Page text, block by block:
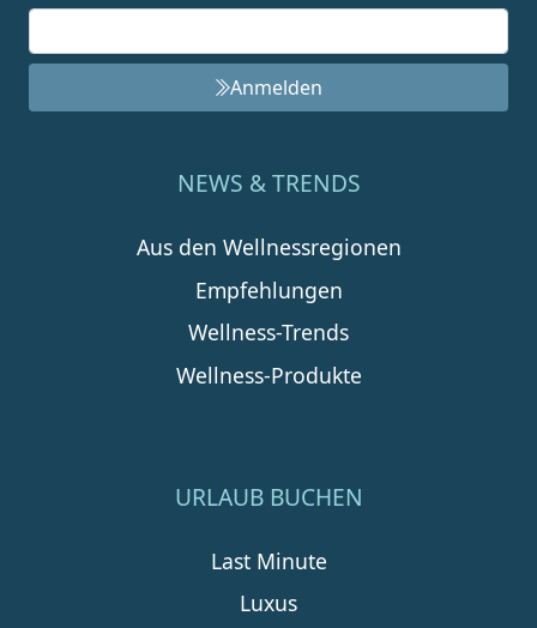
Anmelden
NEWS & TRENDS
Aus den Wellnessregionen
Empfehlungen
Wellness-Trends
Wellness-Produkte
URLAUB BUCHEN
Last Minute
Luxus